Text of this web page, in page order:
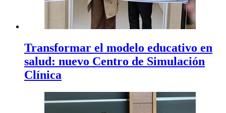
Transformar el modelo educativo en
salud: nuevo Centro de Simulación
Clínica